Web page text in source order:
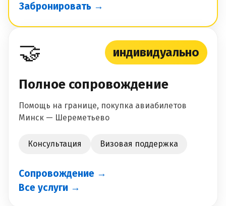
Забронировать →
🤝 индивидуально
Полное сопровождение
Помощь на границе, покупка авиабилетов
Минск — Шереметьево
Консультация Визовая поддержка
Сопровождение →
Все услуги →